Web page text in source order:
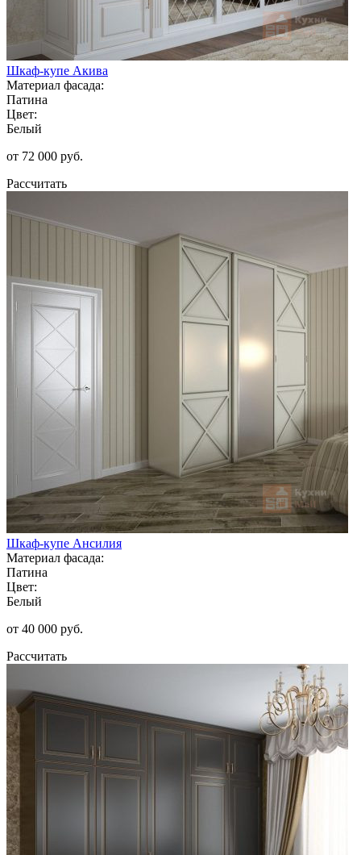
Шкаф-купе Акива
Материал фасада:
Патина
Цвет:
Белый
от 72 000 руб.
Рассчитать
Шкаф-купе Ансилия
Материал фасада:
Патина
Цвет:
Белый
от 40 000 руб.
Рассчитать